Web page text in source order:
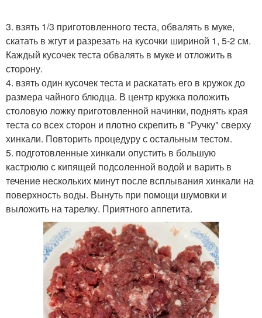
3. взять 1/3 приготовленного теста, обвалять в муке,
скатать в жгут и разрезать на кусочки шириной 1, 5-2 см.
Каждый кусочек теста обвалять в муке и отложить в
сторону.
4. взять один кусочек теста и раскатать его в кружок до
размера чайного блюдца. В центр кружка положить
столовую ложку приготовленной начинки, поднять края
теста со всех сторон и плотно скрепить в "Ручку" сверху
хинкали. Повторить процедуру с остальным тестом.
5. подготовленные хинкали опустить в большую
кастрюлю с кипящей подсоленной водой и варить в
течение нескольких минут после всплывания хинкали на
поверхность воды. Вынуть при помощи шумовки и
выложить на тарелку. Приятного аппетита.